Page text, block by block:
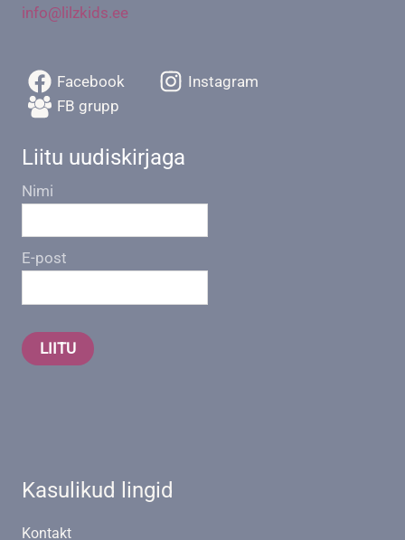
info@lilzkids.ee
Facebook
Instagram
FB grupp
Liitu uudiskirjaga
Nimi
E-post
LIITU
Kasulikud lingid
Kontakt